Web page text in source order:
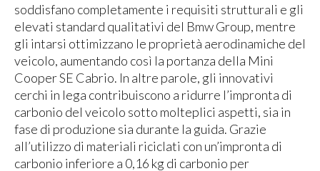
soddisfano completamente i requisiti strutturali e gli
elevati standard qualitativi del Bmw Group, mentre
gli intarsi ottimizzano le proprietà aerodinamiche del
veicolo, aumentando così la portanza della Mini
Cooper SE Cabrio. In altre parole, gli innovativi
cerchi in lega contribuiscono a ridurre l’impronta di
carbonio del veicolo sotto molteplici aspetti, sia in
fase di produzione sia durante la guida. Grazie
all’utilizzo di materiali riciclati con un’impronta di
carbonio inferiore a 0,16 kg di carbonio per